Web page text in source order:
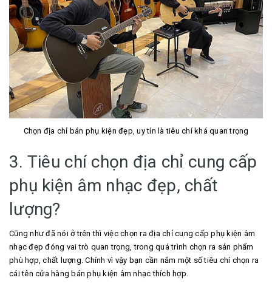
Chọn địa chỉ bán phụ kiện đẹp, uy tín là tiêu chí khá quan trọng
3. Tiêu chí chọn địa chỉ cung cấp
phụ kiện âm nhạc đẹp, chất
lượng?
Cũng như đã nói ở trên thì việc chọn ra địa chỉ cung cấp phụ kiện âm
nhạc đẹp đóng vai trò quan trọng, trong quá trình chọn ra sản phẩm
phù hợp, chất lượng. Chính vì vậy bạn cần nắm một số tiêu chí chọn ra
cái tên cửa hàng bán phụ kiện âm nhạc thích hợp.